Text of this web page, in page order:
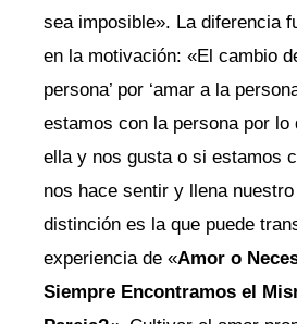
sea imposible». La diferencia
en la motivación: «El cambio
persona’ por ‘amar a la
estamos con la persona por lo
ella y nos gusta o si estamos
nos hace sentir y llena
distinción es la que puede
experiencia de «Amor o
Siempre Encontramos el